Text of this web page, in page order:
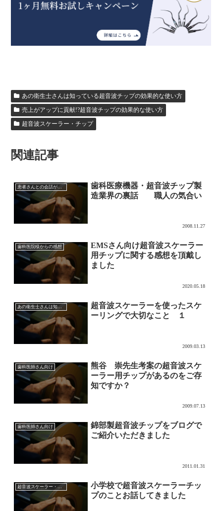
あの衛生士さんは知っている超音波チップの効果的な使い方
売上がアップに貢献!?超音波チップの効果的な使い方
超音波スケーラー・チップ
関連記事
患者さんとの会話が膨らむ歯科医療機器業界の裏話
歯科医療機器・超音波チップ製
造業界の裏話 職人の気合い
2008.11.27
歯科医院様からの感想
EMSさん向け超音波スケーラー
用チップに関する感想を頂戴し
ました
2020.05.18
あの衛生士さんは知っている超音波チップの効果的な使い方
超音波スケーラーを使ったスケ
ーリングで大切なこと １
2009.03.13
歯科医師さん向け
熊谷 崇先生考案の超音波スケ
ーラー用チップがあるのをご存
知ですか？
2009.07.13
歯科医師さん向け
錦部製超音波チップをブログで
ご紹介いただきました
2011.01.31
超音波スケーラー・チップ
小学校で超音波スケーラーチッ
プのことお話してきました